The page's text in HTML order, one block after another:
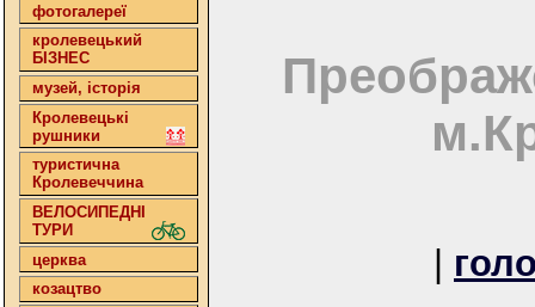
фотогалереї
кролевецький
БІЗНЕС
музей, історія
Кролевецькі
рушники
туристична
Кролевеччина
ВЕЛОСИПЕДНІ
ТУРИ
церква
козацтво
|